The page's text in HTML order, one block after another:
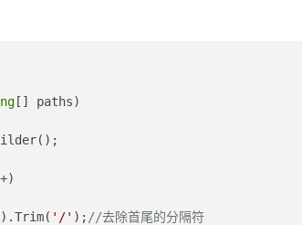
[] paths)
).Trim( '/' ); //去除首尾的分隔符